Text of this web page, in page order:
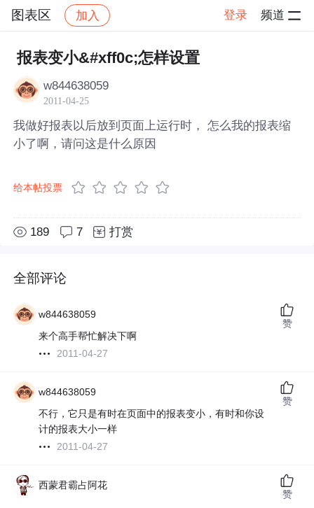
图表区 加入 登录 频道
社区 图表区 帖子详情
报表变小&#xff0c;怎样设置
w844638059
2011-04-25
我做好报表以后放到页面上运行时， 怎么我的报表缩
小了啊，请问这是什么原因
给本帖投票
189 7 打赏
全部评论
w844638059
来个高手帮忙解决下啊
2011-04-27
赞
w844638059
不行，它只是有时在页面中的报表变小，有时和你设
计的报表大小一样
2011-04-27
赞
西蒙君霸占阿花
赞